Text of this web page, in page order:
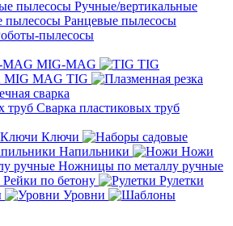
Ручные/вертикальные
Ранцевые пылесосы
пылесосы
MIG-MAG
TIG
MAG TIG
сварка
Cварка пластиковых труб
Ключи
Напильники
Ножи
Ножницы по металлу ручные
Рейки по бетону
Рулетки
Уровни